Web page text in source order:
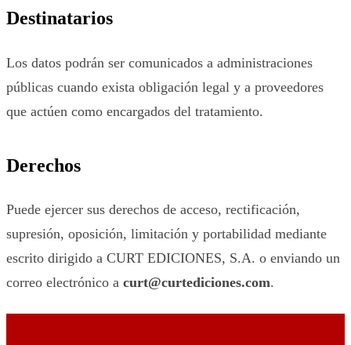
Destinatarios
Los datos podrán ser comunicados a administraciones
públicas cuando exista obligación legal y a proveedores
que actúen como encargados del tratamiento.
Derechos
Puede ejercer sus derechos de acceso, rectificación,
supresión, oposición, limitación y portabilidad mediante
escrito dirigido a CURT EDICIONES, S.A. o enviando un
correo electrónico a curt@curtediciones.com.